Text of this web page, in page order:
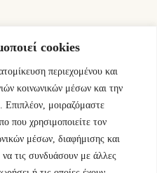
cookies
περιεχομένου και
κοινωνικών μέσων και την
Επιπλέον, μοιραζόμαστε
που χρησιμοποιείτε τον
μέσων, διαφήμισης και
τις συνδυάσουν με άλλες
Ελλάδα.